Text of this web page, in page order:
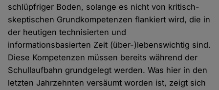
schlüpfriger Boden, solange es nicht von kritisch-
skeptischen Grundkompetenzen flankiert wird, die in
der heutigen technisierten und
informationsbasierten Zeit (über-)lebenswichtig sind.
Diese Kompetenzen müssen bereits während der
Schullaufbahn grundgelegt werden. Was hier in den
letzten Jahrzehnten versäumt worden ist, zeigt sich